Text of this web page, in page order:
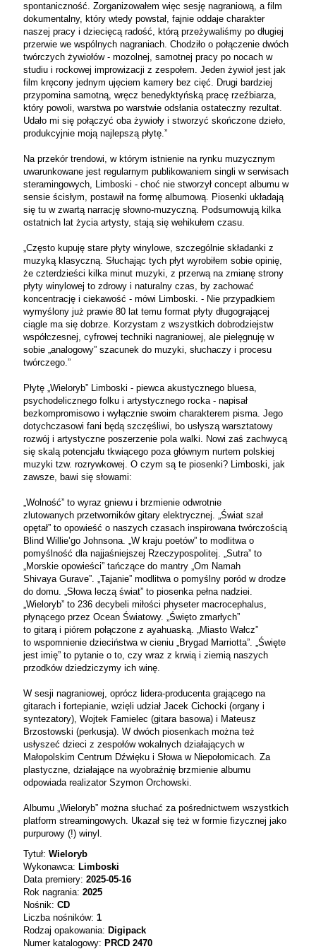
spontaniczność. Zorganizowałem więc sesję nagraniową, a film
dokumentalny, który wtedy powstał, fajnie oddaje charakter
naszej pracy i dziecięcą radość, którą przeżywaliśmy po długiej
przerwie we wspólnych nagraniach. Chodziło o połączenie dwóch
twórczych żywiołów - mozolnej, samotnej pracy po nocach w
studiu i rockowej improwizacji z zespołem. Jeden żywioł jest jak
film kręcony jednym ujęciem kamery bez cięć. Drugi bardziej
przypomina samotną, wręcz benedyktyńską pracę rzeźbiarza,
który powoli, warstwa po warstwie odsłania ostateczny rezultat.
Udało mi się połączyć oba żywioły i stworzyć skończone dzieło,
produkcyjnie moją najlepszą płytę.”
Na przekór trendowi, w którym istnienie na rynku muzycznym
uwarunkowane jest regularnym publikowaniem singli w serwisach
steramingowych, Limboski - choć nie stworzył concept albumu w
sensie ścisłym, postawił na formę albumową. Piosenki układają
się tu w zwartą narrację słowno-muzyczną. Podsumowują kilka
ostatnich lat życia artysty, stają się wehikułem czasu.
„Często kupuję stare płyty winylowe, szczególnie składanki z
muzyką klasyczną. Słuchając tych płyt wyrobiłem sobie opinię,
że czterdzieści kilka minut muzyki, z przerwą na zmianę strony
płyty winylowej to zdrowy i naturalny czas, by zachować
koncentrację i ciekawość - mówi Limboski. - Nie przypadkiem
wymyślony już prawie 80 lat temu format płyty długogrającej
ciągle ma się dobrze. Korzystam z wszystkich dobrodziejstw
współczesnej, cyfrowej techniki nagraniowej, ale pielęgnuję w
sobie „analogowy” szacunek do muzyki, słuchaczy i procesu
twórczego.”
Płytę „Wieloryb” Limboski - piewca akustycznego bluesa,
psychodelicznego folku i artystycznego rocka - napisał
bezkompromisowo i wyłącznie swoim charakterem pisma. Jego
dotychczasowi fani będą szczęśliwi, bo usłyszą warsztatowy
rozwój i artystyczne poszerzenie pola walki. Nowi zaś zachwycą
się skalą potencjału tkwiącego poza głównym nurtem polskiej
muzyki tzw. rozrywkowej. O czym są te piosenki? Limboski, jak
zawsze, bawi się słowami:
„Wolność” to wyraz gniewu i brzmienie odwrotnie
zlutowanych przetworników gitary elektrycznej. „Świat szał
opętał” to opowieść o naszych czasach inspirowana twórczością
Blind Willie’go Johnsona. „W kraju poetów” to modlitwa o
pomyślność dla najjaśniejszej Rzeczypospolitej. „Sutra” to
„Morskie opowieści” tańczące do mantry „Om Namah
Shivaya Gurave”. „Tajanie” modlitwa o pomyślny poród w drodze
do domu. „Słowa leczą świat” to piosenka pełna nadziei.
„Wieloryb” to 236 decybeli miłości physeter macrocephalus,
płynącego przez Ocean Światowy. „Święto zmarłych”
to gitarą i piórem połączone z ayahuaską. „Miasto Wałcz”
to wspomnienie dzieciństwa w cieniu „Brygad Marriotta”. „Święte
jest imię” to pytanie o to, czy wraz z krwią i ziemią naszych
przodków dziedziczymy ich winę.
W sesji nagraniowej, oprócz lidera-producenta grającego na
gitarach i fortepianie, wzięli udział Jacek Cichocki (organy i
syntezatory), Wojtek Famielec (gitara basowa) i Mateusz
Brzostowski (perkusja). W dwóch piosenkach można też
usłyszeć dzieci z zespołów wokalnych działających w
Małopolskim Centrum Dźwięku i Słowa w Niepołomicach. Za
plastyczne, działające na wyobraźnię brzmienie albumu
odpowiada realizator Szymon Orchowski.
Albumu „Wieloryb” można słuchać za pośrednictwem wszystkich
platform streamingowych. Ukazał się też w formie fizycznej jako
purpurowy (!) winyl.
Tytuł: Wieloryb
Wykonawca: Limboski
Data premiery: 2025-05-16
Rok nagrania: 2025
Nośnik: CD
Liczba nośników: 1
Rodzaj opakowania: Digipack
Numer katalogowy: PRCD 2470